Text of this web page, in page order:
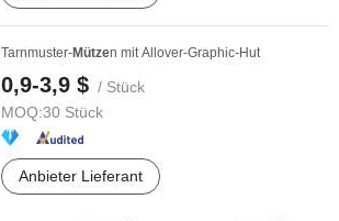
Tarnmuster-Mützen mit Allover-Graphic-Hut
0,9-3,9 $ / Stück
MOQ:30 Stück
Anbieter Lieferant